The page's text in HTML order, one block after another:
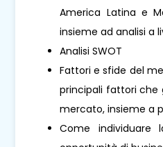
America Latina e
insieme ad analisi a
Analisi SWOT
Fattori e sfide del
principali fattori che
mercato, insieme a
Come